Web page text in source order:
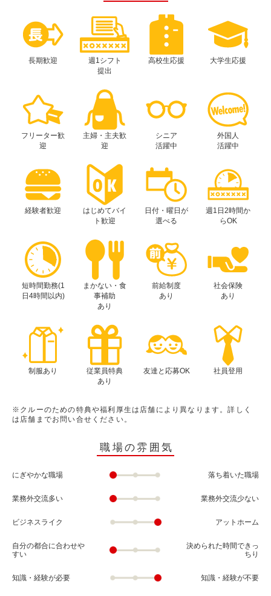
長期歓迎
週1シフト
提出
高校生応援 大学生応援
フリーター歓
迎
主婦・主夫歓
迎
シニア
活躍中
外国人
活躍中
経験者歓迎
はじめてバイ
ト歓迎
日付・曜日が
選べる
週1日2時間か
らOK
短時間勤務(1
日4時間以内)
まかない・食
事補助
あり
前給制度
あり
社会保険
あり
制服あり
従業員特典
あり
友達と応募OK 社員登用
※クルーのための特典や福利厚生は店舗により異なります。詳しく
は店舗までお問い合せください。
職場の雰囲気
にぎやかな職場 落ち着いた職場
業務外交流多い 業務外交流少ない
ビジネスライク アットホーム
自分の都合に合わせや
すい
決められた時間できっ
ちり
知識・経験が必要 知識・経験が不要